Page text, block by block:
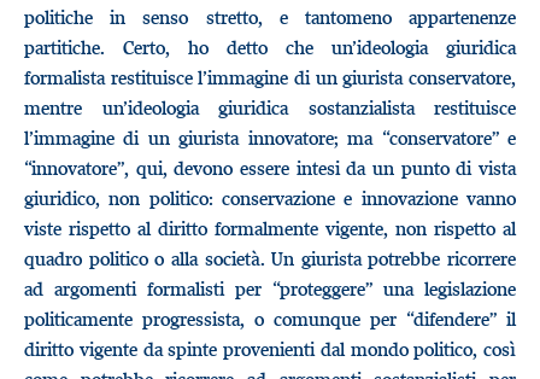
politiche in senso stretto, e tantomeno appartenenze
partitiche. Certo, ho detto che un’ideologia giuridica
formalista restituisce l’immagine di un giurista conservatore,
mentre un’ideologia giuridica sostanzialista restituisce
l’immagine di un giurista innovatore; ma “conservatore” e
“innovatore”, qui, devono essere intesi da un punto di vista
giuridico, non politico: conservazione e innovazione vanno
viste rispetto al diritto formalmente vigente, non rispetto al
quadro politico o alla società. Un giurista potrebbe ricorrere
ad argomenti formalisti per “proteggere” una legislazione
politicamente progressista, o comunque per “difendere” il
diritto vigente da spinte provenienti dal mondo politico, così